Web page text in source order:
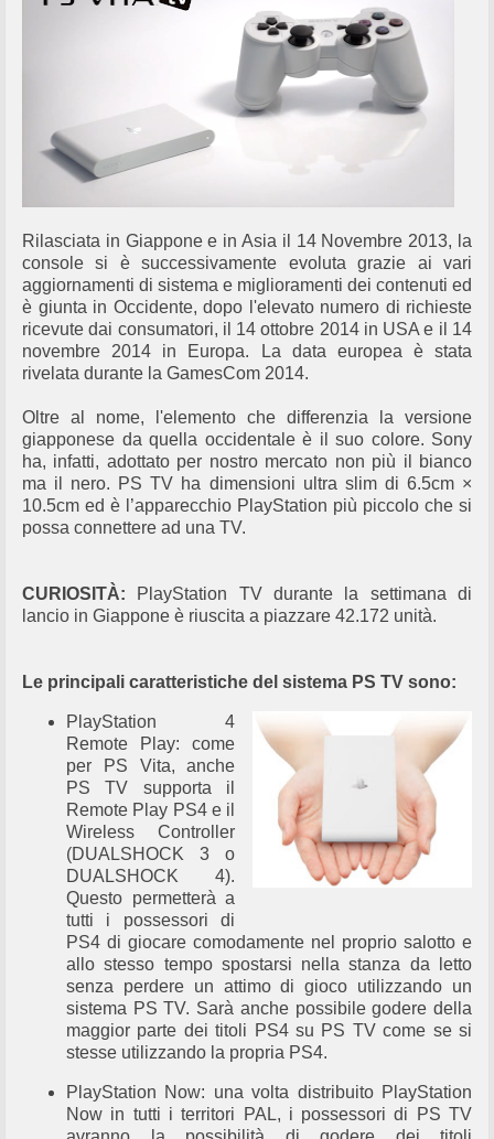
Rilasciata in Giappone e in Asia il 14 Novembre 2013, la
console si è successivamente evoluta grazie ai vari
aggiornamenti di sistema e miglioramenti dei contenuti ed
è giunta in Occidente, dopo l'elevato numero di richieste
ricevute dai consumatori, il 14 ottobre 2014 in USA e il 14
novembre 2014 in Europa. La data europea è stata
rivelata durante la GamesCom 2014.
Oltre al nome, l'elemento che differenzia la versione
giapponese da quella occidentale è il suo colore. Sony
ha, infatti, adottato per nostro mercato non più il bianco
ma il nero. PS TV ha dimensioni ultra slim di 6.5cm ×
10.5cm ed è l’apparecchio PlayStation più piccolo che si
possa connettere ad una TV.
CURIOSITÀ: PlayStation TV durante la settimana di
lancio in Giappone è riuscita a piazzare 42.172 unità.
Le principali caratteristiche del sistema PS TV sono:
PlayStation 4
Remote Play: come
per PS Vita, anche
PS TV supporta il
Remote Play PS4 e il
Wireless Controller
(DUALSHOCK 3 o
DUALSHOCK 4).
Questo permetterà a
tutti i possessori di
PS4 di giocare comodamente nel proprio salotto e
allo stesso tempo spostarsi nella stanza da letto
senza perdere un attimo di gioco utilizzando un
sistema PS TV. Sarà anche possibile godere della
maggior parte dei titoli PS4 su PS TV come se si
stesse utilizzando la propria PS4.
PlayStation Now: una volta distribuito PlayStation
Now in tutti i territori PAL, i possessori di PS TV